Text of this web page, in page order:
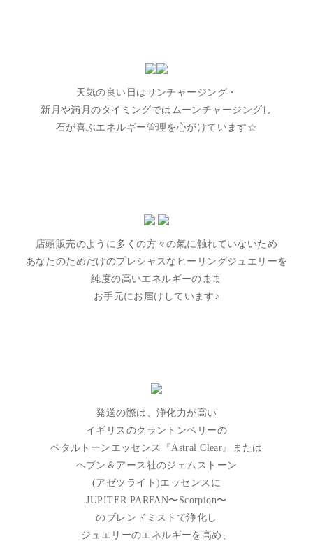
天気の良い日はサンチャージング・
新月や満月のタイミングではムーンチャージングし
石が喜ぶエネルギー管理を心がけています☆
店頭販売のように多くの方々の氣に触れていないため
あなたのためだけのプレシャスなヒーリングジュエリーを
純度の高いエネルギーのまま
お手元にお届けしています♪
発送の際は、浄化力が高い
イギリスのクラントンベリーの
ペタルトーンエッセンス『Astral Clear』または
ヘブン＆アース社のジェムストーン
(アゼツライト)エッセンスに
JUPITER PARFAN〜Scorpion〜
のブレンドミストで浄化し
ジュエリーのエネルギーを高め、